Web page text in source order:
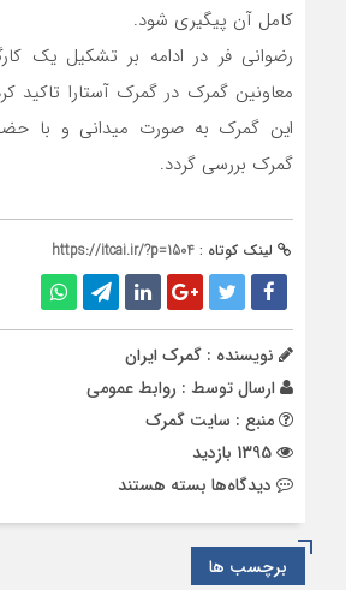
کامل آن پیگیری شود.
رضوانی فر در ادامه بر تشکیل یک
معاونین گمرک در گمرک آستارا تاکید
این گمرک به صورت میدانی و با
گمرک بررسی گردد.
لینک کوتاه : https://itcai.ir/?p=1504
نویسنده : گمرک ایران
ارسال توسط : روابط عمومی
منبع : سایت گمرک
دیدگاه‌ها برای
بسته هستند
برچسب ها